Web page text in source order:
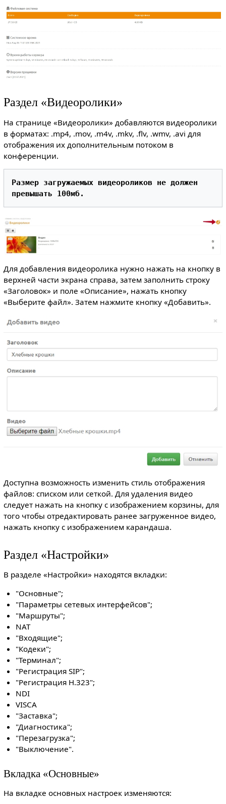
Раздел «Видеоролики»
На странице «Видеоролики» добавляются видеоролики
в форматах: .mp4, .mov, .m4v, .mkv, .flv, .wmv, .avi для
отображения их дополнительным потоком в
конференции.
Размер загружаемых видеороликов не должен
превышать 100мб.
Для добавления видеоролика нужно нажать на кнопку в
верхней части экрана справа, затем заполнить строку
«Заголовок» и поле «Описание», нажать кнопку
«Выберите файл». Затем нажмите кнопку «Добавить».
Доступна возможность изменить стиль отображения
файлов: списком или сеткой. Для удаления видео
следует нажать на кнопку c изображением корзины, для
того чтобы отредактировать ранее загруженное видео,
нажать кнопку с изображением карандаша.
Раздел «Настройки»
В разделе «Настройки» находятся вкладки:
"Основные";
"Параметры сетевых интерфейсов";
"Маршруты";
NAT
"Входящие";
"Кодеки";
"Терминал";
"Регистрация SIP";
"Регистрация H.323";
NDI
VISCA
"Заставка";
"Диагностика";
"Перезагрузка";
"Выключение".
Вкладка «Основные»
На вкладке основных настроек изменяются: